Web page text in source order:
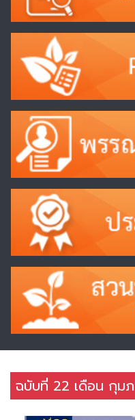
ฉบับที่ 22 เดือน กุม